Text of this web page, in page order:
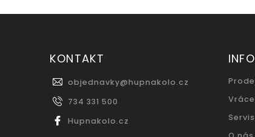
KONTAKT
objednavky@hupnakolo.cz
734 331 500
Hupnakolo.cz
Servis